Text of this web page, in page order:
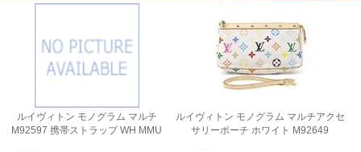
ルイヴィトン モノグラム マルチ
M92597 携帯ストラップ WH MMU
ルイヴィトン モノグラム マルチアクセ
サリーポーチ ホワイト M92649